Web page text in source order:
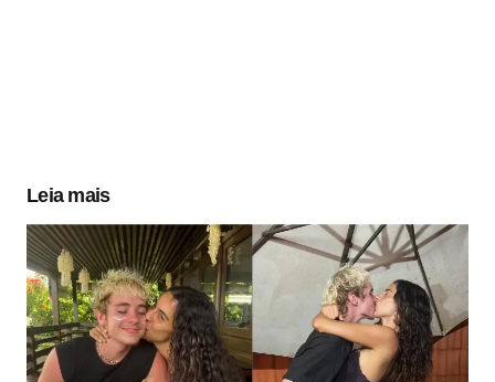
Leia mais